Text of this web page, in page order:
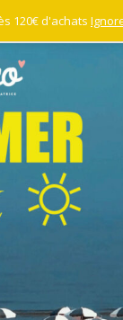
120€ d'achats